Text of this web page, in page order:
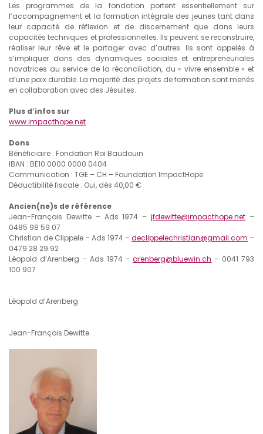
Les programmes de la fondation portent essentiellement sur
l’accompagnement et la formation intégrale des jeunes tant dans
leur capacité de réflexion et de discernement que dans leurs
capacités techniques et professionnelles. Ils peuvent se reconstruire,
réaliser leur rêve et le partager avec d’autres. Ils sont appelés à
s’impliquer dans des dynamiques sociales et entrepreneuriales
novatrices au service de la réconciliation, du « vivre ensemble » et
d’une paix durable. La majorité des projets de formation sont menés
en collaboration avec des Jésuites.
Plus d’infos sur
www.impacthope.net
Dons
Bénéficiaire : Fondation Roi Baudouin
IBAN : BE10 0000 0000 0404
Communication : TGE – CH – Foundation ImpactHope
Déductibilité fiscale : Oui, dès 40,00 €
Ancien(ne)s de référence
Jean-François Dewitte – Ads 1974 –jfdewitte@impacthope.net –
0485 98 59 07
Christian de Clippele – Ads 1974 –declippelechristian@gmail.com –
0479 28 29 92
Léopold d’Arenberg – Ads 1974 –arenberg@bluewin.ch – 0041 793
100 907
Léopold d’Arenberg
Jean-François Dewitte